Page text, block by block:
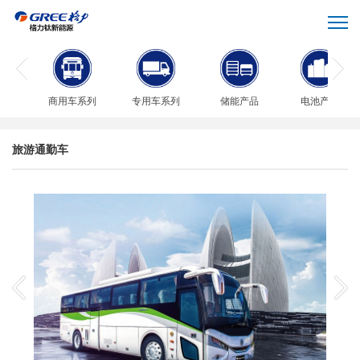
商用车系列 专用车系列 储能产品 电池产品
旅游通勤车